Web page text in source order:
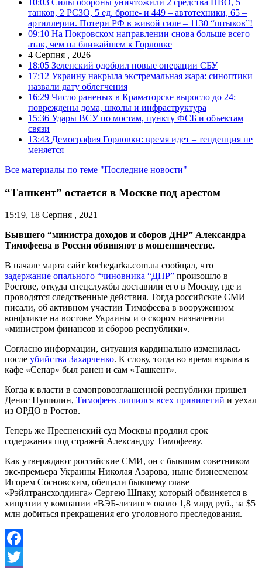
танков, 2 РСЗО, 5 ед. броне- и 449 – автотехники, 65 –
артиллерии. Потери РФ в живой силе – 1130 “штыков”!
09:10 На Покровском направлении снова больше всего
атак, чем на ближайшем к Горловке
4 Серпня , 2026
18:05 Зеленский одобрил новые операции СБУ
17:12 Украину накрыла экстремальная жара: синоптики
назвали дату облегчения
16:29 Число раненых в Краматорске выросло до 24:
повреждены дома, школы и инфраструктура
15:36 Удары ВСУ по мостам, пункту ФСБ и объектам
связи
13:43 Демография Горловки: время идет – тенденция не
меняется
Все материалы по теме "Последние новости"
“Ташкент” остается в Москве под арестом
15:19, 18 Серпня , 2021
Бывшего “министра доходов и сборов ДНР” Александра
Тимофеева в России обвиняют в мошенничестве.
В начале марта сайт kochegarka.com.ua сообщал, что
задержание опального “чиновника “ДНР” произошло в
Ростове, откуда спецслужбы доставили его в Москву, где и
проводятся следственные действия. Тогда российские СМИ
писали, об активном участии Тимофеева в вооруженном
конфликте на востоке Украины и о скором назначении
«министром финансов и сборов республики».
Согласно информации, ситуация кардинально изменилась
после убийства Захарченко. К слову, тогда во время взрыва в
кафе «Сепар» был ранен и сам «Ташкент».
Когда к власти в самопровозглашенной республики пришел
Денис Пушилин, Тимофеев лишился всех привилегий и уехал
из ОРДО в Ростов.
Теперь же Пресненский суд Москвы продлил срок
содержания под стражей Александру Тимофееву.
Как утверждают российские СМИ, он с бывшим советником
экс-премьера Украины Николая Азарова, ныне бизнесменом
Игорем Сосновским, обещали бывшему главе
«Рэйлтрансхолдинга» Сергею Шпаку, который обвиняется в
хищении у компании «ВЭБ-лизинг» около 1,8 млрд руб., за $5
млн добиться прекращения его уголовного преследования.
Facebook